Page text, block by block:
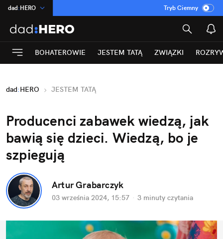
dad:HERO
:Temat
INN:Poland
ASZ:dziennik
Rozrywka
Tryb Ciemny
BOHATEROWIE JESTEM TATĄ ZWIĄZKI
dad:HERO JESTEM TATĄ
Producenci zabawek wiedzą, jak
bawią się dzieci. Wiedzą, bo je
szpiegują
Artur Grabarczyk
03 września 2024, 15:57 · 3 minuty czytania